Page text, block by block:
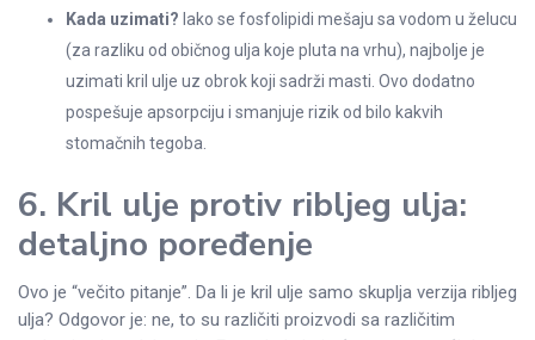
Kada uzimati? Iako se fosfolipidi mešaju sa vodom u želucu
(za razliku od običnog ulja koje pluta na vrhu), najbolje je
uzimati kril ulje uz obrok koji sadrži masti. Ovo dodatno
pospešuje apsorpciju i smanjuje rizik od bilo kakvih
stomačnih tegoba.
6. Kril ulje protiv ribljeg ulja:
detaljno poređenje
Ovo je “večito pitanje”. Da li je kril ulje samo skuplja verzija ribljeg
ulja? Odgovor je: ne, to su različiti proizvodi sa različitim